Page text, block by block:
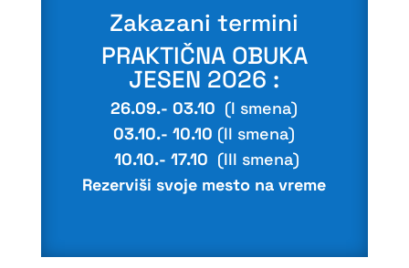
Zakazani termini
PRAKTIČNA OBUKA
JESEN 2026 :
26.09.- 03.10 (I smena)
03.10.- 10.10 (II smena)
10.10.- 17.10 (III smena)
Rezerviši svoje mesto na vreme